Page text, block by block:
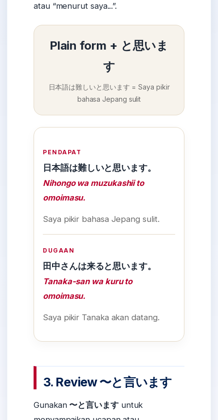
atau “menurut saya...”.
Plain form + と思いま
す
日本語は難しいと思います = Saya pikir
bahasa Jepang sulit
PENDAPAT
日本語は難しいと思います。
Nihongo wa muzukashii to
omoimasu.
Saya pikir bahasa Jepang sulit.
DUGAAN
田中さんは来ると思います。
Tanaka-san wa kuru to
omoimasu.
Saya pikir Tanaka akan datang.
3. Review 〜と言います
Gunakan 〜と言いますuntuk